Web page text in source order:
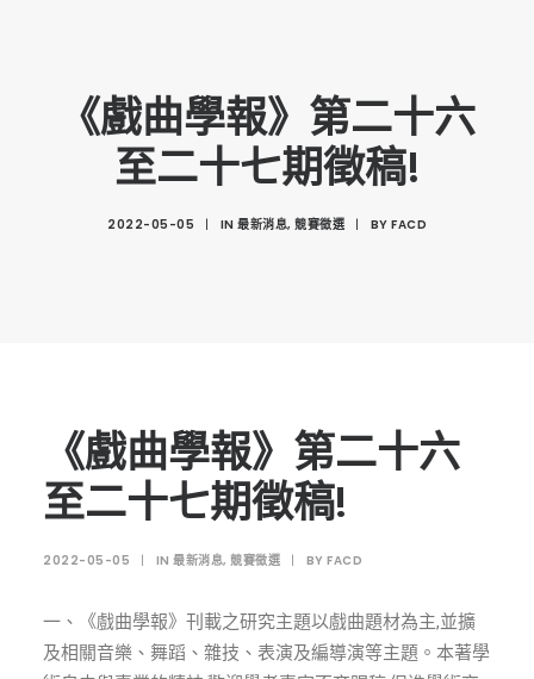
創藝院簡介
創意科技與藝術跨域學分學程
表單下載
招生資訊
高中生專區
境外生專區 PROSPECTIVE STUDENTS
聯絡我們 CONTACT
法規章程
《戲曲學報》第二十六
至二十七期徵稿!
2022-05-05 | IN 最新消息, 競賽徵選 | BY FACD
《戲曲學報》第二十六
至二十七期徵稿!
2022-05-05 | IN 最新消息, 競賽徵選 | BY FACD
一、《戲曲學報》刊載之研究主題以戲曲題材為主,並擴
及相關音樂、舞蹈、雜技、表演及編導演等主題。本著學